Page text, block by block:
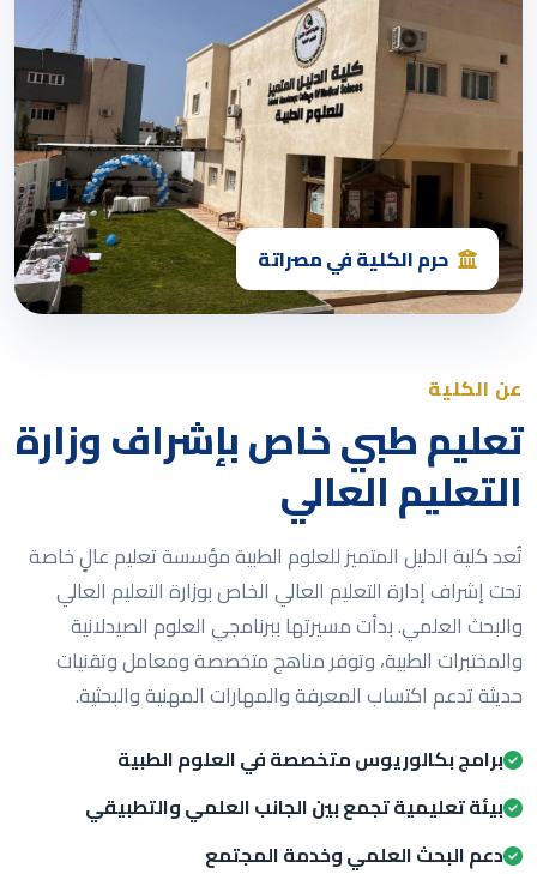
حرم الكلية في مصراتة
عن الكلية
تعليم طبي خاص بإشراف وزارة
التعليم العالي
تُعد كلية الدليل المتميز للعلوم الطبية مؤسسة تعليم عالٍ خاصة
تحت إشراف إدارة التعليم العالي الخاص بوزارة التعليم العالي
والبحث العلمي. بدأت مسيرتها ببرنامجي العلوم الصيدلانية
والمختبرات الطبية، وتوفر مناهج متخصصة ومعامل وتقنيات
حديثة تدعم اكتساب المعرفة والمهارات المهنية والبحثية.
برامج بكالوريوس متخصصة في العلوم الطبية
بيئة تعليمية تجمع بين الجانب العلمي والتطبيقي
دعم البحث العلمي وخدمة المجتمع